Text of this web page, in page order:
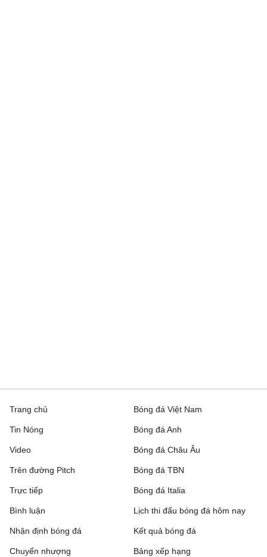
Trang chủ
Tin Nóng
Video
Trên đường Pitch
Trực tiếp
Bóng đá Việt Nam
Bóng đá Anh
Bóng đá Châu Âu
Bóng đá TBN
Bóng đá Italia
Bình luận
Nhận định bóng đá
Chuyển nhượng
Lịch thi đấu bóng đá hôm nay
Kết quả bóng đá
Bảng xếp hạng